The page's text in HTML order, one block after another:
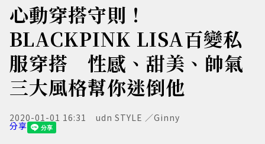
心動穿搭守則！
BLACKPINK LISA百變私
服穿搭 性感、甜美、帥氣
三大風格幫你迷倒他
2020-01-01 16:31 udn STYLE ／Ginny
分享